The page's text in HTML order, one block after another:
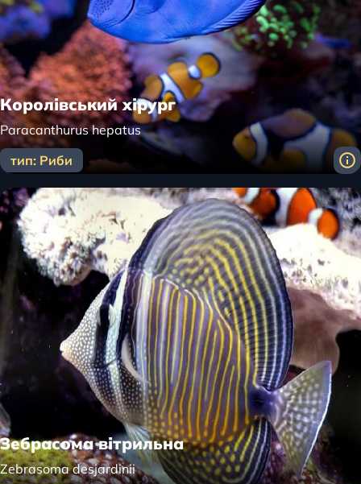
Королівський хірург
Paracanthurus hepatus
тип: Риби
Зебрасома вітрильна
Zebrasoma desjardinii